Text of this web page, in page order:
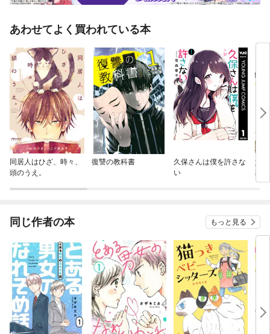
あわせてよく買われている本
同居人はひざ、時々、
頭のうえ。
復讐の教科書
久保さんは僕を許さな
い
奴
隷
き～
同じ作者の本 もっと見る